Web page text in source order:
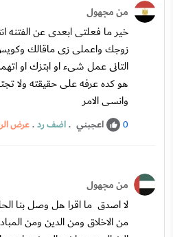
من مجهول
خير ما فعلتى ابعدى عن
زوجك واعملى زى ماقالك
التانى عمل شىء او ابتزك او
هو كده عرفه على حقيقته ولا
وانسى الامر
0 اعجبني .اضف رد.عرض
من مجهول
لا اصدق ما اقرا هل وصل بنا
من الاخلاق ومن الدين ومن